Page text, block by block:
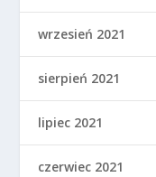
wrzesień 2021
sierpień 2021
lipiec 2021
czerwiec 2021